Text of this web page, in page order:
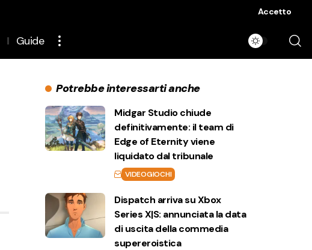
Accetto
Guide
Potrebbe interessarti anche
Midgar Studio chiude
definitivamente: il team di
Edge of Eternity viene
liquidato dal tribunale
VIDEOGIOCHI
Dispatch arriva su Xbox
Series X|S: annunciata la data
di uscita della commedia
supereroistica